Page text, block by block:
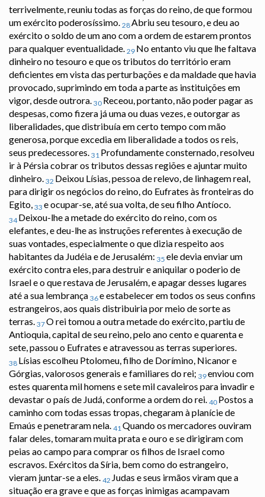
terrivelmente, reuniu todas as forças do reino, de que formou
um exército poderosíssimo. 28Abriu seu tesouro, e deu ao
exército o soldo de um ano com a ordem de estarem prontos
para qualquer eventualidade. 29 No entanto viu que lhe faltava
dinheiro no tesouro e que os tributos do território eram
deficientes em vista das perturbações e da maldade que havia
provocado, suprimindo em toda a parte as instituições em
vigor, desde outrora. 30 Receou, portanto, não poder pagar as
despesas, como fizera já uma ou duas vezes, e outorgar as
liberalidades, que distribuía em certo tempo com mão
generosa, porque excedia em liberalidade a todos os reis,
seus predecessores. 31 Profundamente consternado, resolveu
ir à Pérsia cobrar os tributos dessas regiões e ajuntar muito
dinheiro. 32 Deixou Lísias, pessoa de relevo, de linhagem real,
para dirigir os negócios do reino, do Eufrates às fronteiras do
Egito, 33 e ocupar-se, até sua volta, de seu filho Antíoco.
34 Deixou-lhe a metade do exército do reino, com os
elefantes, e deu-lhe as instruções referentes à execução de
suas vontades, especialmente o que dizia respeito aos
habitantes da Judéia e de Jerusalém: 35 ele devia enviar um
exército contra eles, para destruir e aniquilar o poderio de
Israel e o que restava de Jerusalém, e apagar desses lugares
até a sua lembrança 36e estabelecer em todos os seus confins
estrangeiros, aos quais distribuiria por meio de sorte as
terras. 37O rei tomou a outra metade do exército, partiu de
Antioquia, capital de seu reino, pelo ano cento e quarenta e
sete, passou o Eufrates e atravessou as terras superiores.
38 Lísias escolheu Ptolomeu, filho de Dorímino, Nicanor e
Górgias, valorosos generais e familiares do rei; 39enviou com
estes quarenta mil homens e sete mil cavaleiros para invadir e
devastar o país de Judá, conforme a ordem do rei. 40 Postos a
caminho com todas essas tropas, chegaram à planície de
Emaús e penetraram nela. 41Quando os mercadores ouviram
falar deles, tomaram muita prata e ouro e se dirigiram com
peias ao campo para comprar os filhos de Israel como
escravos. Exércitos da Síria, bem como do estrangeiro,
vieram juntar-se a eles. 42 Judas e seus irmãos viram que a
situação era grave e que as forças inimigas acampavam